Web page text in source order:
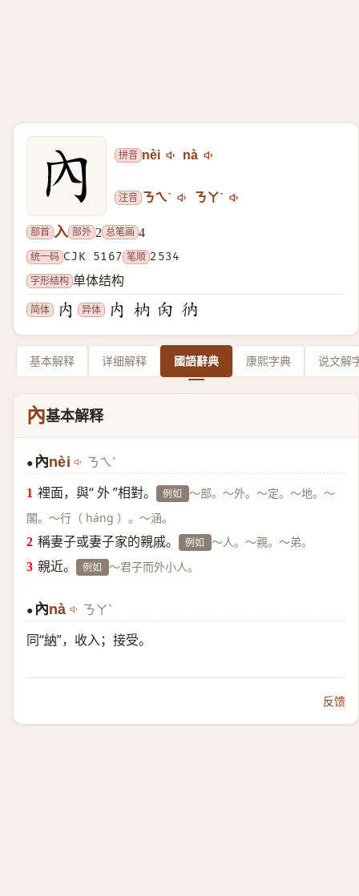
拼音 nèi nà
注音 ㄋㄟˋ ㄋㄚˋ
部首 入 部外 2 总笔画 4
统一码 CJK 5167 笔顺 2534
字形结构 单体结构
简体 异体
基本解释 详细解释 國語辭典 康熙字典 说文解
內基本解释
● 內nèi ㄋㄟˋ
裡面，與“ 外 ”相對。 例如 ～部。～外。～定。～地。～
閣。～行（ háng ）。～涵。
稱妻子或妻子家的親戚。 例如 ～人。～親。～弟。
親近。 例如 ～君子而外小人。
● 內nà ㄋㄚˋ
同“納”，收入；接受。
反馈